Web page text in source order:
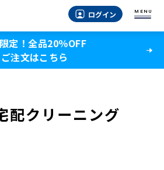
ログイン MENU
定！全品20％OFF
ご注文はこちら
配クリーニング